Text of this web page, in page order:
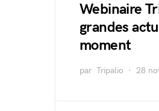
Webinaire
grandes
moment
par Tripalio 28